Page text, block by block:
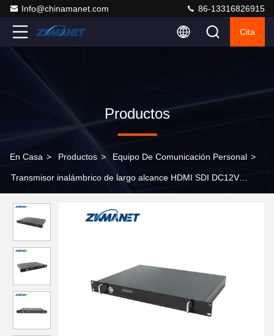
Info@chinamanet.com 86-13316826915
Cita
Productos
En Casa > Productos > Equipo De Comunicación Personal >
Transmisor inalámbrico de largo alcance HDMI SDI DC12V